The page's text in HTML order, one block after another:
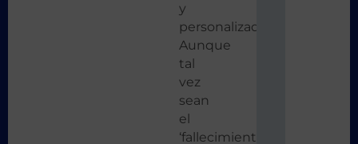
y
personalizadas.
Aunque
tal
vez
sean
el
‘fallecimiento’